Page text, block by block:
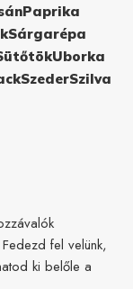
Paprika
Sárgarépa
Uborka
SzederSzilva
fel velünk,
ki belőle a